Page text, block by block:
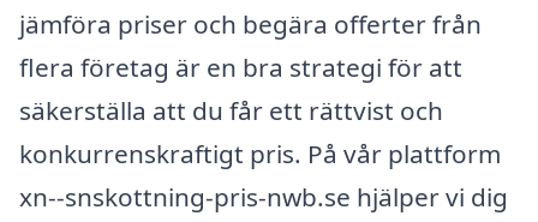
jämföra priser och begära offerter från
flera företag är en bra strategi för att
säkerställa att du får ett rättvist och
konkurrenskraftigt pris. På vår plattform
xn--snskottning-pris-nwb.se hjälper vi dig